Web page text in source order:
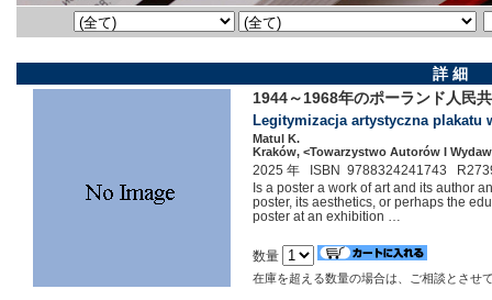
詳 細
1944～1968年のポーランド人民
Legitymizacja artystyczna plakatu
Matul K.
Kraków, <Towarzystwo Autorów I
2025 年 ISBN 9788324241743
Is a poster a work of art and its author
poster, its aesthetics, or perhaps the
poster at an exhibition …
数量
在庫を超える数量の場合は、ご相談とさせ